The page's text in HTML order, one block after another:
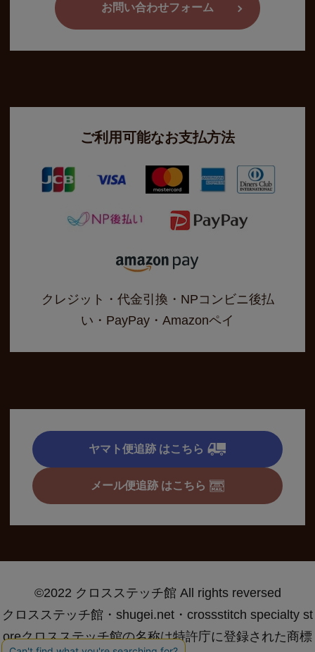
お問い合わせフォーム
ご利用可能なお支払方法
クレジット・代金引換・NPコンビニ後払
い・PayPay・Amazonペイ
ヤマト便追跡 はこちら
メール便追跡 はこちら
©2022 クロスステッチ館 All rights reversed
クロスステッチ館・shugei.net・crossstitch specialty st
oreクロスステッチ館の名称は特許庁に登録された商標